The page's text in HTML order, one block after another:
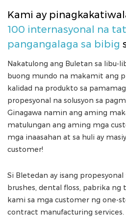
Kami ay
100 internasyonal na
pangangalaga sa bibig
Nakatulong ang Buletan sa libu-
buong mundo na makamit ang
kalidad na produkto sa
propesyonal na solusyon sa
Ginagawa namin ang aming
matulungan ang aming mga
mga inaasahan at sa huli ay
customer!
Si Bletedan ay isang propesyonal
brushes, dental floss, pabrika ng
kami sa mga customer ng one-
contract manufacturing services.